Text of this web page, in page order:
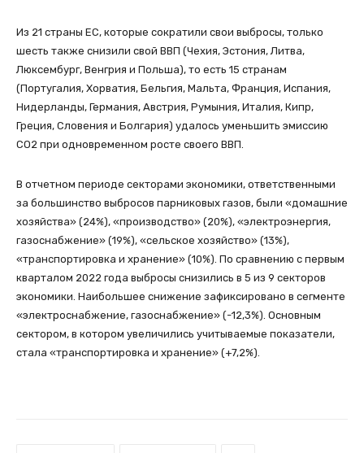
Из 21 страны ЕС, которые сократили свои выбросы, только
шесть также снизили свой ВВП (Чехия, Эстония, Литва,
Люксембург, Венгрия и Польша), то есть 15 странам
(Португалия, Хорватия, Бельгия, Мальта, Франция, Испания,
Нидерланды, Германия, Австрия, Румыния, Италия, Кипр,
Греция, Словения и Болгария) удалось уменьшить эмиссию
СО2 при одновременном росте своего ВВП.
В отчетном периоде секторами экономики, ответственными
за большинство выбросов парниковых газов, были «домашние
хозяйства» (24%), «производство» (20%), «электроэнергия,
газоснабжение» (19%), «сельское хозяйство» (13%),
«транспортировка и хранение» (10%). По сравнению с первым
кварталом 2022 года выбросы снизились в 5 из 9 секторов
экономики. Наибольшее снижение зафиксировано в сегменте
«электроснабжение, газоснабжение» (-12,3%). Основным
сектором, в котором увеличились учитываемые показатели,
стала «транспортировка и хранение» (+7,2%).